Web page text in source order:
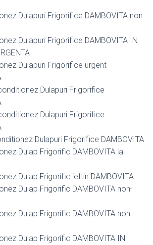
Dulapuri Frigorifice DAMBOVITA non
Dulapuri Frigorifice DAMBOVITA IN
Dulapuri Frigorifice urgent
Dulapuri Frigorifice
Dulapuri Frigorifice
Dulapuri Frigorifice DAMBOVITA
Dulap Frigorific DAMBOVITA la
Dulap Frigorific ieftin DAMBOVITA
Dulap Frigorific DAMBOVITA non-
Dulap Frigorific DAMBOVITA non
Dulap Frigorific DAMBOVITA IN